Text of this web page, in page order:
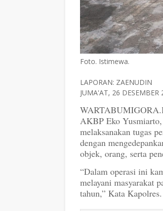
Foto. Istimewa.
LAPORAN: ZAENUDIN
JUMA'AT, 26 DESEMBER
AKBP Eko Yusmiarto,
melaksanakan tugas
dengan
objek, orang, serta
“Dalam operasi ini
melayani masyarakat
tahun,” Kata Kapolres.